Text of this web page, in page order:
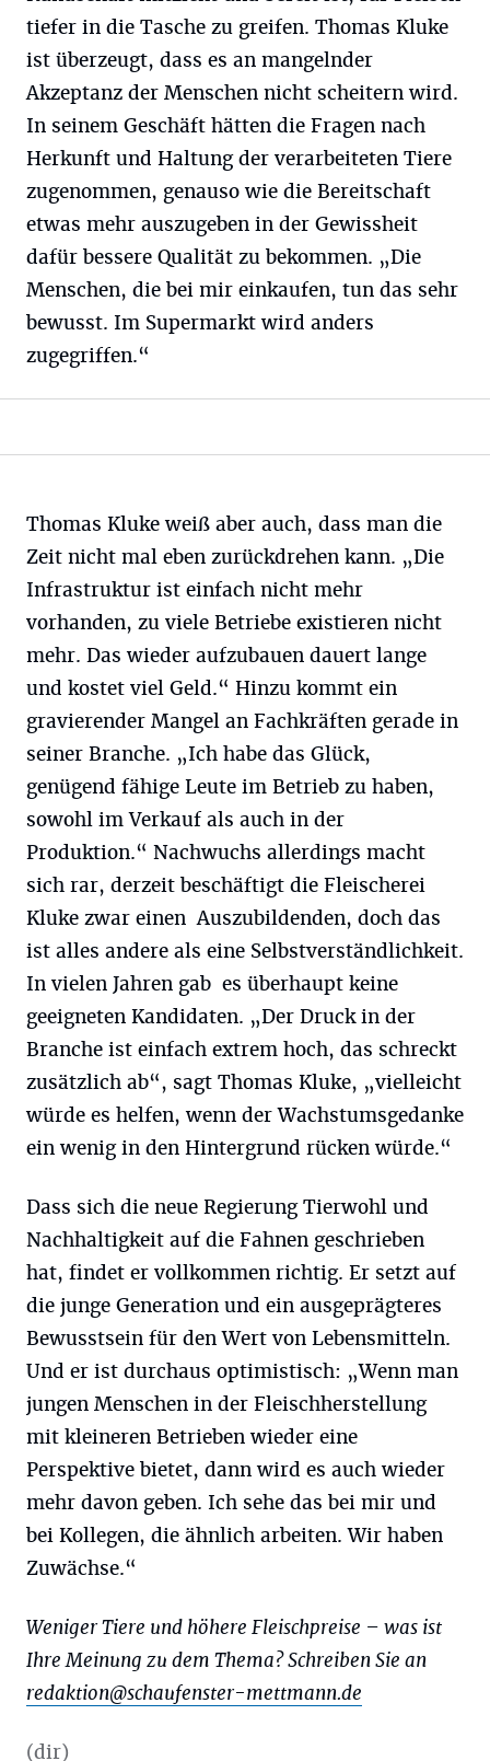
tiefer in die Tasche zu greifen. Thomas Kluke
ist überzeugt, dass es an mangelnder
Akzeptanz der Menschen nicht scheitern wird.
In seinem Geschäft hätten die Fragen nach
Herkunft und Haltung der verarbeiteten Tiere
zugenommen, genauso wie die Bereitschaft
etwas mehr auszugeben in der Gewissheit
dafür bessere Qualität zu bekommen. „Die
Menschen, die bei mir einkaufen, tun das sehr
bewusst. Im Supermarkt wird anders
zugegriffen.“
Thomas Kluke weiß aber auch, dass man die
Zeit nicht mal eben zurückdrehen kann. „Die
Infrastruktur ist einfach nicht mehr
vorhanden, zu viele Betriebe existieren nicht
mehr. Das wieder aufzubauen dauert lange
und kostet viel Geld.“ Hinzu kommt ein
gravierender Mangel an Fachkräften gerade in
seiner Branche. „Ich habe das Glück,
genügend fähige Leute im Betrieb zu haben,
sowohl im Verkauf als auch in der
Produktion.“ Nachwuchs allerdings macht
sich rar, derzeit beschäftigt die Fleischerei
Kluke zwar einen Auszubildenden, doch das
ist alles andere als eine Selbstverständlichkeit.
In vielen Jahren gab es überhaupt keine
geeigneten Kandidaten. „Der Druck in der
Branche ist einfach extrem hoch, das schreckt
zusätzlich ab“, sagt Thomas Kluke, „vielleicht
würde es helfen, wenn der Wachstumsgedanke
ein wenig in den Hintergrund rücken würde.“
Dass sich die neue Regierung Tierwohl und
Nachhaltigkeit auf die Fahnen geschrieben
hat, findet er vollkommen richtig. Er setzt auf
die junge Generation und ein ausgeprägteres
Bewusstsein für den Wert von Lebensmitteln.
Und er ist durchaus optimistisch: „Wenn man
jungen Menschen in der Fleischherstellung
mit kleineren Betrieben wieder eine
Perspektive bietet, dann wird es auch wieder
mehr davon geben. Ich sehe das bei mir und
bei Kollegen, die ähnlich arbeiten. Wir haben
Zuwächse.“
Weniger Tiere und höhere Fleischpreise – was ist
Ihre Meinung zu dem Thema? Schreiben Sie an
redaktion@schaufenster-mettmann.de
(dir)